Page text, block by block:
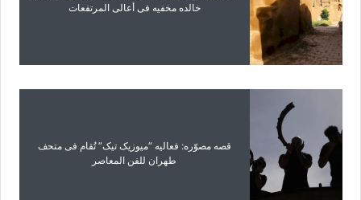
خالده مخفیه فی أعالی المرتفعات
قصه مصوّره: فعالیه “میوزیک تیک” تُقام فی متحف
طهران للفن المعاصر